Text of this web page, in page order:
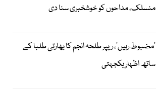
منسلک، مداحوں کو خوشخبری سنا دی
’مضبوط رہیں‘، ریپر طلحہ انجم کا بھارتی طلبا کے
ساتھ اظہارِ یکجہتی